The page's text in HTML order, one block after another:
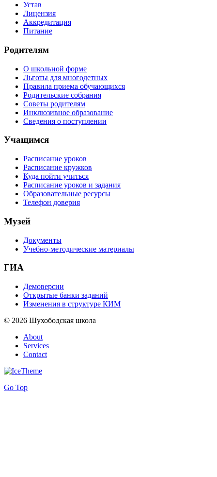
Устав
Лицензия
Аккредитация
Питание
Родителям
О школьной форме
Льготы для многодетных
Правила приема обучающихся
Родительские собрания
Советы родителям
Инклюзивное образование
Сведения о поступлении
Учащимся
Расписание уроков
Расписание кружков
Куда пойти учиться
Расписание уроков и задания
Образовательные ресурсы
Телефон доверия
Музей
Документы
Учебно-методические материалы
ГИА
Демоверсии
Открытые банки заданий
Изменения в структуре КИМ
© 2026 Шухободская школа
About
Services
Contact
Go Top